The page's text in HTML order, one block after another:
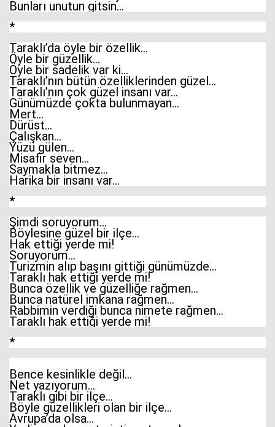
Bunları unutun gitsin…
*
Taraklı’da öyle bir özellik…
Öyle bir güzellik…
Öyle bir sadelik var ki…
Taraklı’nın bütün özelliklerinden güzel…
Taraklı’nın çok güzel insanı var…
Günümüzde çokta bulunmayan…
Mert…
Dürüst…
Çalışkan…
Yüzü gülen…
Misafir seven…
Saymakla bitmez…
Harika bir insanı var…
*
Şimdi soruyorum…
Böylesine güzel bir ilçe…
Hak ettiği yerde mi!
Soruyorum…
Turizmin alıp başını gittiği günümüzde…
Taraklı hak ettiği yerde mi!
Bunca özellik ve güzelliğe rağmen…
Bunca natürel imkana rağmen…
Rabbimin verdiği bunca nimete rağmen…
Taraklı hak ettiği yerde mi!
*
Bence kesinlikle değil…
Net yazıyorum…
Taraklı gibi bir ilçe…
Böyle güzellikleri olan bir ilçe…
Avrupa’da olsa…